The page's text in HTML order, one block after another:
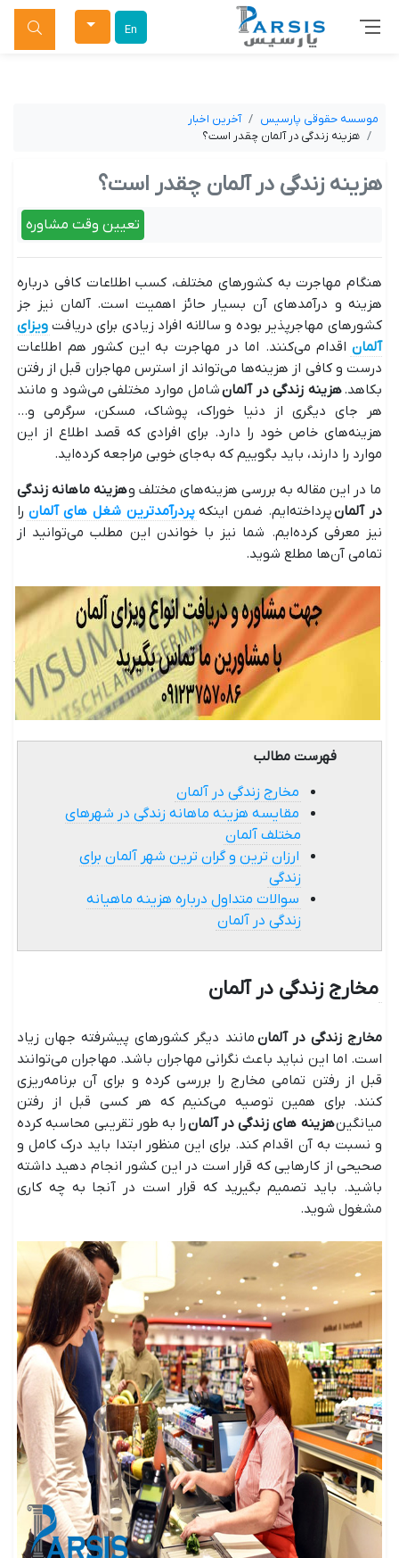
En جستجو
موسسه حقوقی پارسیس
آخرین اخبار
هزینه زندگی در آلمان چقدر است؟
هزینه زندگی در آلمان چقدر است؟
تعیین وقت مشاوره
هنگام مهاجرت به کشورهای مختلف، کسب اطلاعات کافی درباره
هزینه و درآمدهای آن بسیار حائز اهمیت است. آلمان نیز جز
کشورهای مهاجرپذیر بوده و سالانه افراد زیادی برای دریافت ویزای
آلمان اقدام می‌کنند. اما در مهاجرت به این کشور هم اطلاعات
درست و کافی از هزینه‌ها می‌تواند از استرس مهاجران قبل از رفتن
بکاهد.هزینه زندگی در آلمانشامل موارد مختلفی می‌شود و مانند
هر جای دیگری از دنیا خوراک، پوشاک، مسکن، سرگرمی و...
هزینه‌های خاص خود را دارد. برای افرادی که قصد اطلاع از این
موارد را دارند، باید بگوییم که به‌جای خوبی مراجعه کرده‌اید.
ما در این مقاله به بررسی هزینه‌های مختلف وهزینه ماهانه زندگی
در آلمانپرداخته‌ایم. ضمن اینکه پردرآمدترین شغل های آلمان را
نیز معرفی کرده‌ایم. شما نیز با خواندن این مطلب می‌توانید از
تمامی آن‌ها مطلع شوید.
فهرست مطالب
مخارج زندگی در آلمان
مقایسه هزینه ماهانه زندگی در شهرهای
مختلف آلمان
ارزان‌ ترین و گران‌ ترین شهر آلمان برای
زندگی
سوالات متداول درباره هزینه ماهیانه
زندگی در آلمان
مخارج زندگی در آلمان
مخارج زندگی در آلمان مانند دیگر کشورهای پیشرفته جهان زیاد
است. اما این نباید باعث نگرانی مهاجران باشد. مهاجران می‌توانند
قبل از رفتن تمامی مخارج را بررسی کرده و برای آن برنامه‌ریزی
کنند. برای همین توصیه می‌کنیم که هر کسی قبل از رفتن
میانگینهزینه‌ های زندگی در آلمانرا به طور تقریبی محاسبه کرده
و نسبت به آن اقدام کند. برای این منظور ابتدا باید درک کامل و
صحیحی از کارهایی که قرار است در این کشور انجام دهید داشته
باشید. باید تصمیم بگیرید که قرار است در آنجا به چه کاری
مشغول شوید.